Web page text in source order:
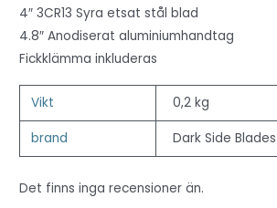
4″ 3CR13 Syra etsat stål blad
4.8″ Anodiserat aluminiumhandtag
Fickklämma inkluderas
Vikt 0,2 kg
brand Dark Side Blades
Det finns inga recensioner än.